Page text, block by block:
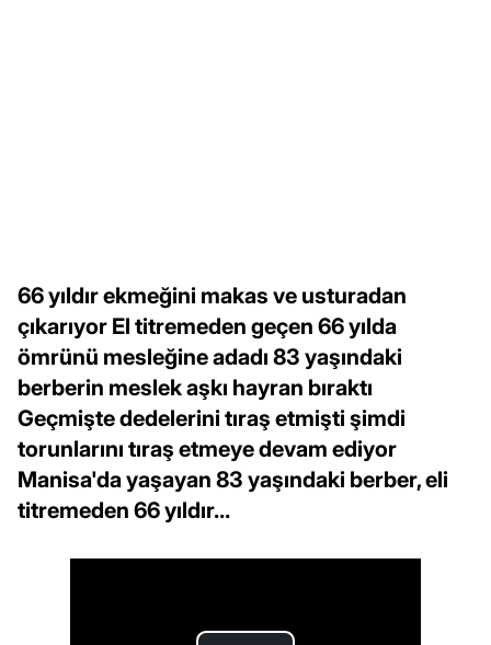
66 yıldır ekmeğini makas ve usturadan
çıkarıyor El titremeden geçen 66 yılda
ömrünü mesleğine adadı 83 yaşındaki
berberin meslek aşkı hayran bıraktı
Geçmişte dedelerini tıraş etmişti şimdi
torunlarını tıraş etmeye devam ediyor
Manisa'da yaşayan 83 yaşındaki berber, eli
titremeden 66 yıldır...